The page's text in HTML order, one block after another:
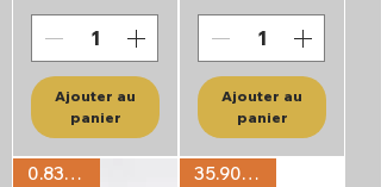
Ajouter au
panier
Ajouter au
panier
0.83€/PC 35.90€/KG